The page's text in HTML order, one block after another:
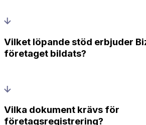
Vilket löpande stöd erbjuder
företaget bildats?
Vilka dokument krävs för
företagsregistrering?